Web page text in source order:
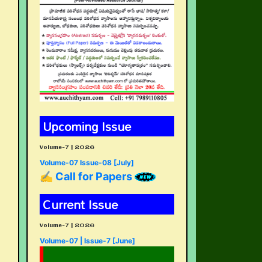
Upcoming Issue
Volume-7 | 2026
Volume-07 Issue-08 [July]
✍ Call for Papers
Current Issue
Volume-7 | 2026
Volume-07 | Issue-7 [June]